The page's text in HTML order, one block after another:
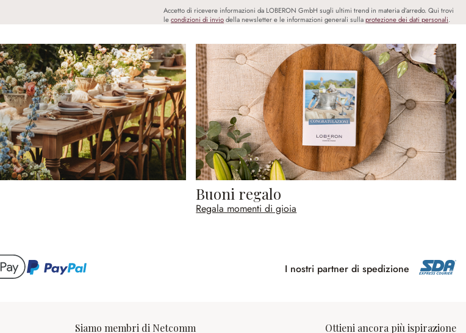
Accetto di ricevere informazioni da LOBERON GmbH sugli ultimi trend in materia d’arredo. Qui trovi
lecondizioni di inviodella newsletter e le informazioni generali sullaprotezione dei dati personali.
Buoni regalo
Regala momenti di gioia
I nostri partner di spedizione
Siamo membri di Netcomm Ottieni ancora più ispirazione